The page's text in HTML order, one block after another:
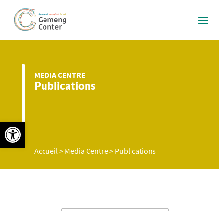
MEDIA CENTRE
Publications
Accueil> Media Centre> Publications
Ouvrir la barre d’outils